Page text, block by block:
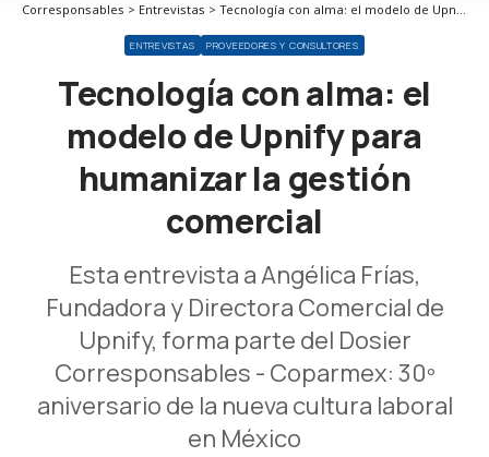
Corresponsables > Entrevistas > Tecnología con alma: el modelo de Upnify para humanizar la gestión comercial
ENTREVISTAS PROVEEDORES Y CONSULTORES
Tecnología con alma: el
modelo de Upnify para
humanizar la gestión
comercial
Esta entrevista a Angélica Frías,
Fundadora y Directora Comercial de
Upnify, forma parte del Dosier
Corresponsables - Coparmex: 30º
aniversario de la nueva cultura laboral
en México